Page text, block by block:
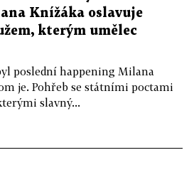
Knížáka oslavuje
kterým umělec
poslední happening Milana
je. Pohřeb se státními poctami
slavný...